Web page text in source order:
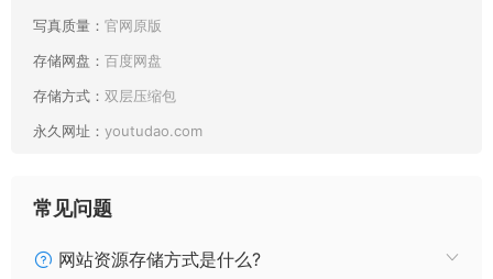
006 前野太太 蔚蓝档案 一之濑明日奈 兔女郎 [31P1.00GB]
005 前野太太 碧蓝航线 天城泳装 [26P256MB]
004 前野太太 永劫无间 玉玲珑 [86P1.42GB]
003 前野太太 碧蓝航线 塔什干 [22P92MB]
002 前野太太 碧蓝航线 奇尔沙治 [40P70MB]
写真质量： 官网原版
存储网盘： 百度网盘
存储方式： 双层压缩包
永久网址： youtudao.com
常见问题
网站资源存储方式是什么?